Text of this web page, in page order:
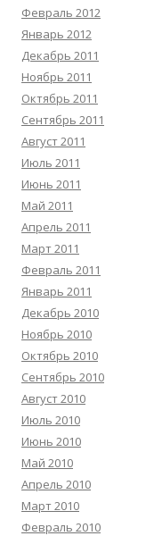
Февраль 2012
Январь 2012
Декабрь 2011
Ноябрь 2011
Октябрь 2011
Сентябрь 2011
Август 2011
Июль 2011
Июнь 2011
Май 2011
Апрель 2011
Март 2011
Февраль 2011
Январь 2011
Декабрь 2010
Ноябрь 2010
Октябрь 2010
Сентябрь 2010
Август 2010
Июль 2010
Июнь 2010
Май 2010
Апрель 2010
Март 2010
Февраль 2010